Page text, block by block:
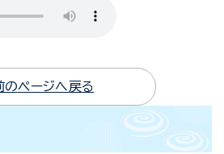
のページへ戻る